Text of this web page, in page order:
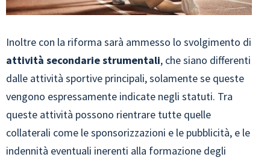
Inoltre con la riforma sarà ammesso lo svolgimento di
attività secondarie strumentali, che siano differenti
dalle attività sportive principali, solamente se queste
vengono espressamente indicate negli statuti. Tra
queste attività possono rientrare tutte quelle
collaterali come le sponsorizzazioni e le pubblicità, e le
indennità eventuali inerenti alla formazione degli